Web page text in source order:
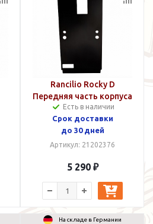
Rancilio Rocky D
Передняя часть корпуса
Есть в наличии
Срок доставки
до 30 дней
Артикул: 21202376
5 290 ₽
На складе в Германии